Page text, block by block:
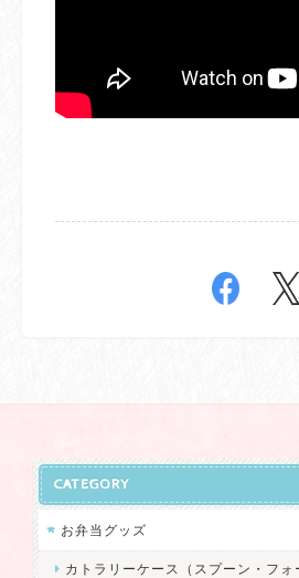
CATEGORY
お弁当グッズ
カトラリーケース（スプーン・フォ